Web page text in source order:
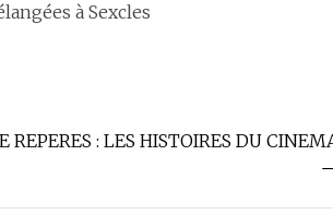
à Sexcles
REPERES : LES HISTOIRES DU